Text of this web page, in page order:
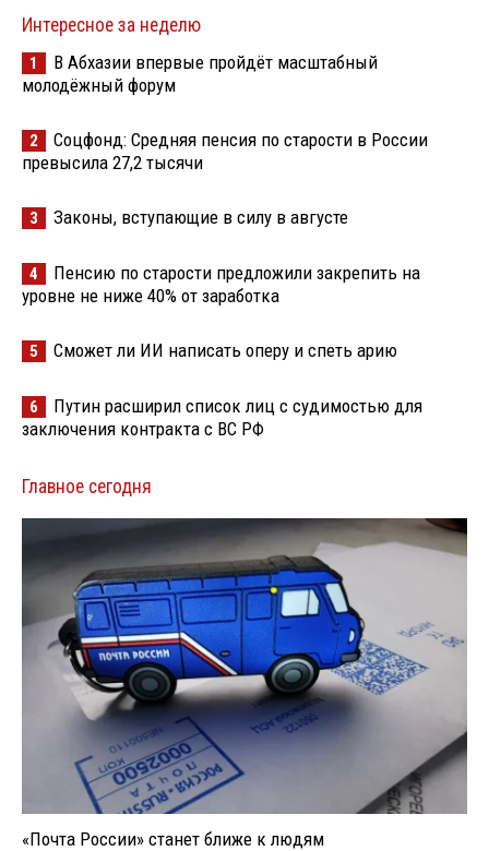
Интересное за неделю
1
В Абхазии впервые пройдёт масштабный
молодёжный форум
2
Соцфонд: Средняя пенсия по старости в России
превысила 27,2 тысячи
3 Законы, вступающие в силу в августе
4
Пенсию по старости предложили закрепить на
уровне не ниже 40% от заработка
5 Сможет ли ИИ написать оперу и спеть арию
6
Путин расширил список лиц с судимостью для
заключения контракта с ВС РФ
Главное сегодня
«Почта России» станет ближе к людям